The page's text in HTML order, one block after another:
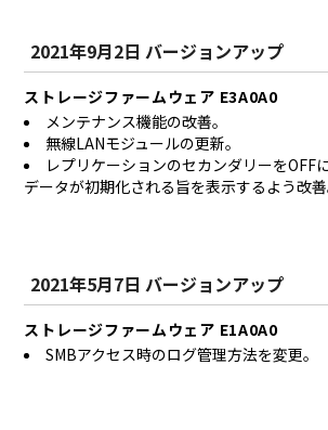
2021年9月2日 バージョンアップ
ストレージファームウェア E3A0A0
メンテナンス機能の改善。
無線LANモジュールの更新。
レプリケーションのセカンダリーをOFF
データが初期化される旨を表示するよう改善
2021年5月7日 バージョンアップ
ストレージファームウェア E1A0A0
SMBアクセス時のログ管理方法を変更。